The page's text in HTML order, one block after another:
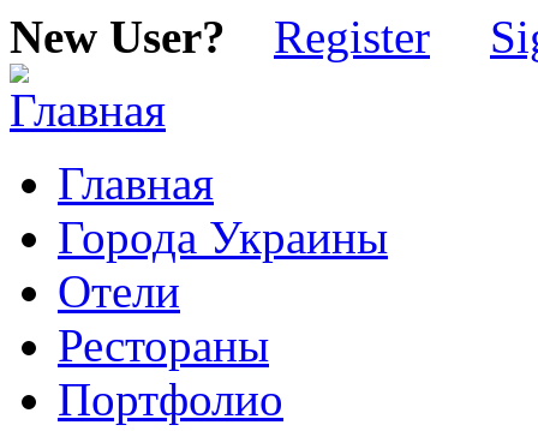
New User? Register
Главная
Города Украины
Отели
Рестораны
Портфолио